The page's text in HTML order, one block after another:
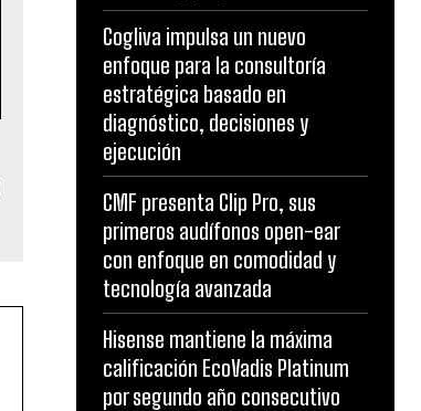
Cogliva impulsa un nuevo
enfoque para la consultoría
estratégica basado en
diagnóstico, decisiones y
ejecución
CMF presenta Clip Pro, sus
primeros audífonos open-ear
con enfoque en comodidad y
tecnología avanzada
Hisense mantiene la máxima
calificación EcoVadis Platinum
por segundo año consecutivo